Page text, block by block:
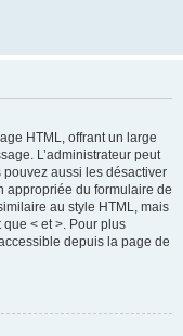
HTML, offrant un large
L’administrateur peut
aussi les désactiver
appropriée du formulaire de
au style HTML, mais
que < et >. Pour plus
depuis la page de